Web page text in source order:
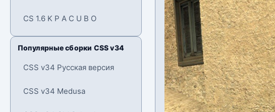
CS 1.6 K P A C U B O
Популярные сборки CSS v34
CSS v34 Русская версия
CSS v34 Medusa